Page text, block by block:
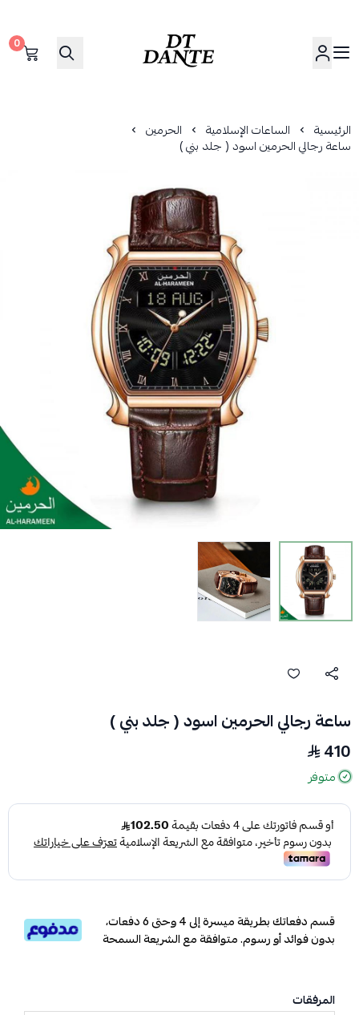
دانتي | DANTE
0
الرئيسية الساعات الإسلامية الحرمين
ساعة رجالي الحرمين اسود ( جلد بني )
ساعة رجالي الحرمين اسود ( جلد بني )
410
متوفر
قسم دفعاتك بطريقة ميسرة إلى 4 وحتى 6 دفعات،
بدون فوائد أو رسوم. متوافقة مع الشريعة السمحة
المرفقات